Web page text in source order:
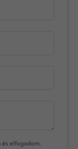
elfogadom.